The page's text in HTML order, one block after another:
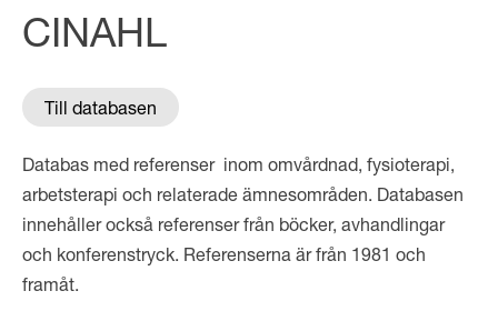
CINAHL
Till databasen
Databas med referenser inom omvårdnad, fysioterapi,
arbetsterapi och relaterade ämnesområden. Databasen
innehåller också referenser från böcker, avhandlingar
och konferenstryck. Referenserna är från 1981 och
framåt.